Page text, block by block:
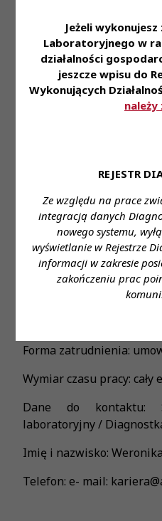
Jeżeli
Laboratoryjnego w
działalności
jeszcze wpisu do
Wykonujących
REJESTR
Ze względu na prace
integracją danych
nowego systemu,
wyświetlanie w Rejestrze
informacji w zakresie
zakończeniu prac
karty Multisport oraz
możliwość
medycznej • pracę w
pozwalającą na
najnowszej
laboratoryjnej •
https://
Miejsce
Wielkopolski, Lubin,
Wymagane wykształcenie:
Forma zatrudnienia:
Wymiar czasu pracy: cały
Dane do kontaktu:
laboratoryjny /
Imię i nazwisko:
Telefon: e- mail: